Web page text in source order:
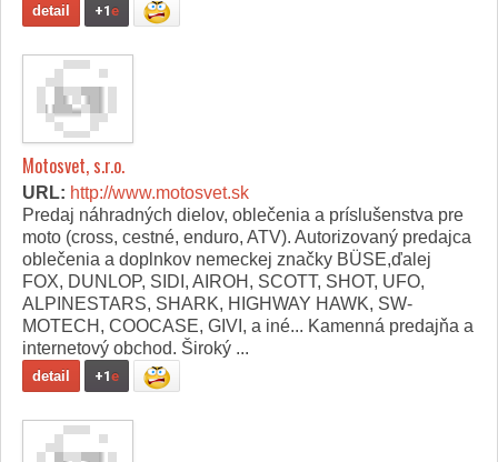
detail +1e
Motosvet, s.r.o.
URL: http://www.motosvet.sk
Predaj náhradných dielov, oblečenia a príslušenstva pre
moto (cross, cestné, enduro, ATV). Autorizovaný predajca
oblečenia a doplnkov nemeckej značky BÜSE,ďalej
FOX, DUNLOP, SIDI, AIROH, SCOTT, SHOT, UFO,
ALPINESTARS, SHARK, HIGHWAY HAWK, SW-
MOTECH, COOCASE, GIVI, a iné... Kamenná predajňa a
internetový obchod. Široký ...
detail +1e